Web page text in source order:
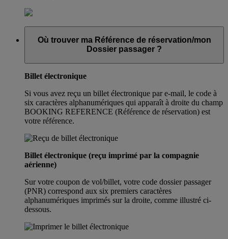
Où trouver ma Référence de réservation/mon
Dossier passager ?
Billet électronique
Si vous avez reçu un billet électronique par e-mail, le code à
six caractères alphanumériques qui apparaît à droite du champ
BOOKING REFERENCE (Référence de réservation) est
votre référence.
Billet électronique (reçu imprimé par la compagnie
aérienne)
Sur votre coupon de vol/billet, votre code dossier passager
(PNR) correspond aux six premiers caractères
alphanumériques imprimés sur la droite, comme illustré ci-
dessous.